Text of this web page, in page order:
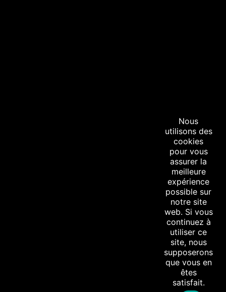
OpenStreetMapcontributors
Nous
utilisons des
cookies
pour vous
assurer la
meilleure
expérience
possible sur
notre site
web. Si vous
continuez à
utiliser ce
site, nous
supposerons
que vous en
êtes
satisfait.